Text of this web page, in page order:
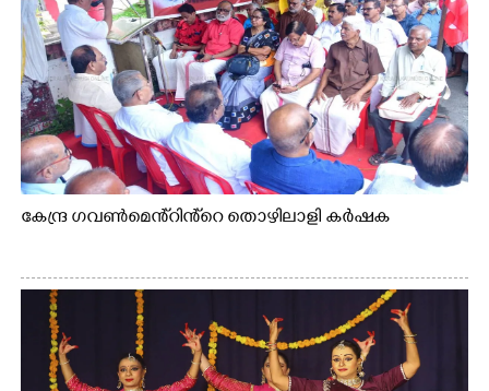
കേന്ദ്ര ഗവൺമെൻ്റിൻ്റെ തൊഴിലാളി കർഷക